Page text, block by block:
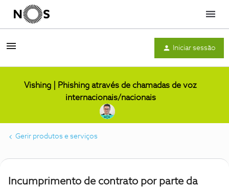
Menu
Iniciar sessão
Vishing | Phishing através de chamadas de voz
internacionais/nacionais
Gerir produtos e serviços
Incumprimento de contrato por parte da